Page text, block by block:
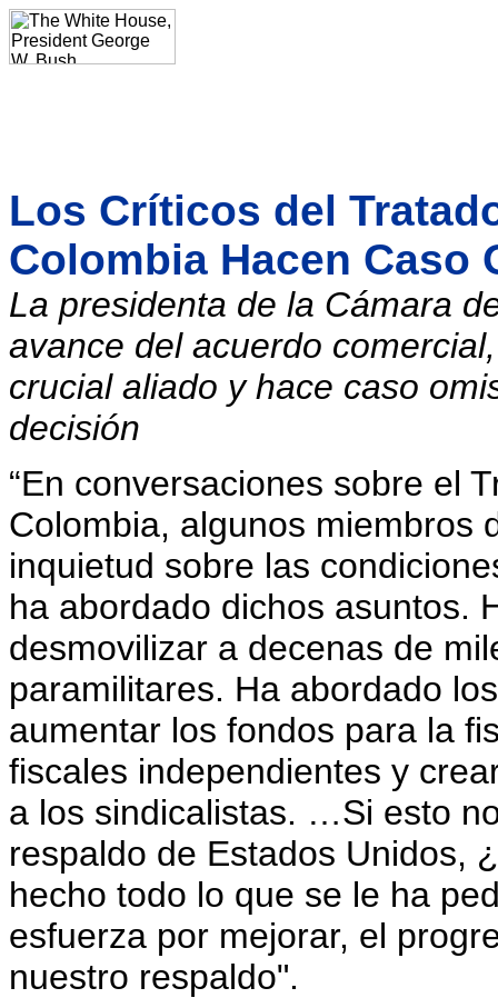
Los Críticos del
Colombia Hacen Caso
La presidenta de la Cámara
avance del acuerdo
crucial aliado y hace caso
decisión
“En conversaciones sobre el
Colombia, algunos miembros
inquietud sobre las
ha abordado dichos asuntos.
desmovilizar a decenas de
paramilitares. Ha abordado
aumentar los fondos para la
fiscales independientes y
a los sindicalistas. …Si esto
respaldo de Estados Unidos,
hecho todo lo que se le ha
esfuerza por mejorar, el
nuestro respaldo".